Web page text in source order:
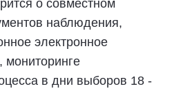
о совместном
наблюдения,
электронное
мониторинге
в дни выборов 18 -